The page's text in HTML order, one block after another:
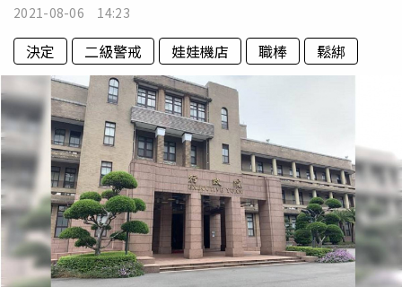
2021-08-06 14:23
決定 二級警戒 娃娃機店 職棒 鬆綁